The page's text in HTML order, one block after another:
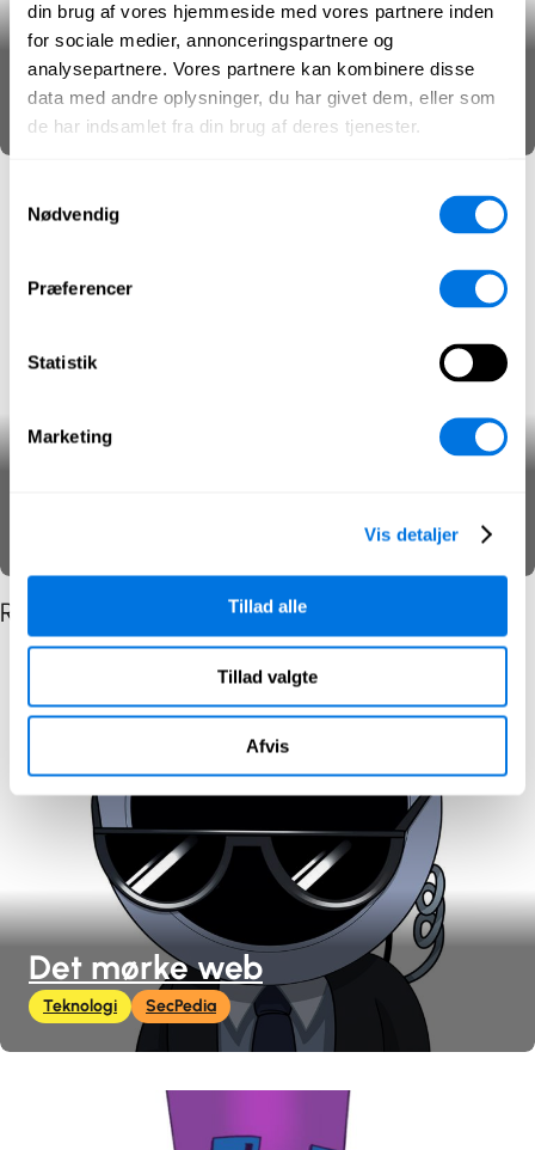
din brug af vores hjemmeside med vores partnere inden
for sociale medier, annonceringspartnere og
analysepartnere. Vores partnere kan kombinere disse
data med andre oplysninger, du har givet dem, eller som
de har indsamlet fra din brug af deres tjenester.
Nødvendig
Præferencer
Statistik
Marketing
Vis detaljer
Tillad alle
Tillad valgte
Afvis
Desinformation
Mediekendskab Påvirkningsoperationer SecPedia
Påvirkningsoperationer SecPedia
Relaterede indlæg efter indholdstype
Det mørke web
Teknologi SecPedia